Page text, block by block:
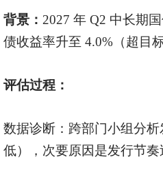
背景： 2027 年 Q2 中长期
债收益率升至 4.0%（超目
评估过程：
数据诊断：跨部门小组分
低），次要原因是发行节